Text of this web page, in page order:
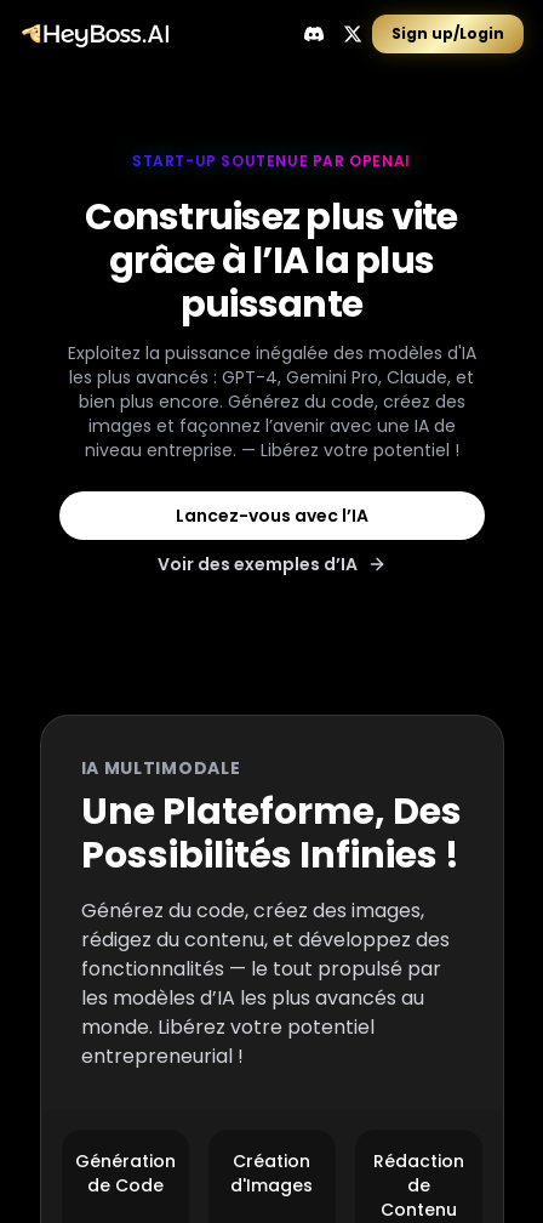
Sign up/Login
START-UP SOUTENUE PAR OPENAI
Construisez plus vite
grâce à l’IA la plus
puissante
Exploitez la puissance inégalée des modèles d'IA
les plus avancés : GPT-4, Gemini Pro, Claude, et
bien plus encore. Générez du code, créez des
images et façonnez l’avenir avec une IA de
niveau entreprise. — Libérez votre potentiel !
Lancez-vous avec l’IA
Voir des exemples d’IA
IA MULTIMODALE
Une Plateforme, Des
Possibilités Infinies !
Générez du code, créez des images,
rédigez du contenu, et développez des
fonctionnalités — le tout propulsé par
les modèles d’IA les plus avancés au
monde. Libérez votre potentiel
entrepreneurial !
Génération
de Code
Création
d'Images
Rédaction
de
Contenu